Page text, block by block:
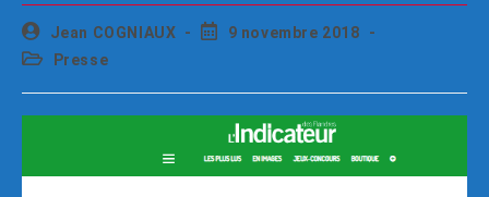
Jean COGNIAUX
9 novembre 2018
Presse